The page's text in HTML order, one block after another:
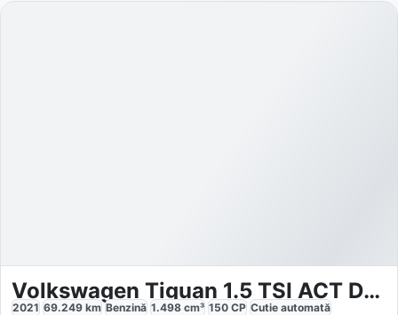
Volkswagen Tiguan 1.5 TSI ACT DSG Life
2021 69.249 km Benzină 1.498 cm³ 150 CP Cutie automată